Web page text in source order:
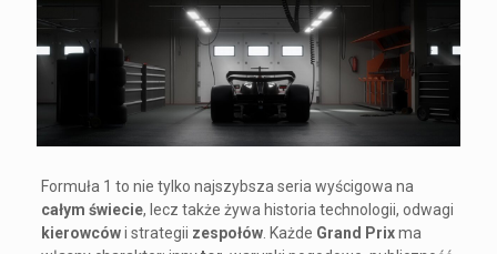
Formuła 1 to nie tylko najszybsza seria wyścigowa na
całym świecie, lecz także żywa historia technologii, odwagi
kierowcówi strategii zespołów. Każde Grand Prixma